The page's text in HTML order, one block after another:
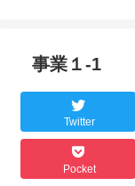
事業１-1
Twitter
Pocket